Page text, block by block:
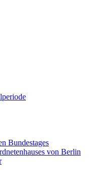
Bundestages
von Berlin